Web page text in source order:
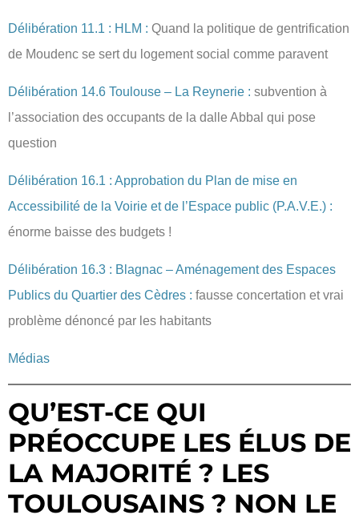
Délibération 11.1 : HLM : Quand la politique de gentrification
de Moudenc se sert du logement social comme paravent
Délibération 14.6 Toulouse – La Reynerie : subvention à
l’association des occupants de la dalle Abbal qui pose
question
Délibération 16.1 : Approbation du Plan de mise en
Accessibilité de la Voirie et de l’Espace public (P.A.V.E.) :
énorme baisse des budgets !
Délibération 16.3 : Blagnac – Aménagement des Espaces
Publics du Quartier des Cèdres : fausse concertation et vrai
problème dénoncé par les habitants
Médias
QU’EST-CE QUI
PRÉOCCUPE LES ÉLUS DE
LA MAJORITÉ ? LES
TOULOUSAINS ? NON LE